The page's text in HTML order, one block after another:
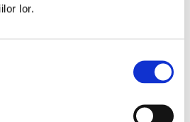
lor.